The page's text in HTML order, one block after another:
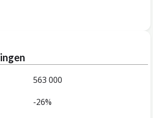
563 000
-26%